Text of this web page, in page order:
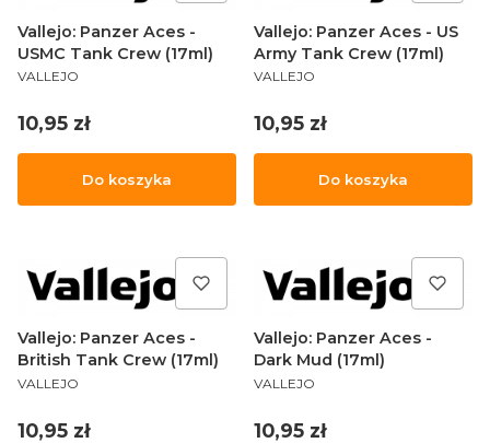
Vallejo: Panzer Aces -
USMC Tank Crew (17ml)
PRODUCENT
VALLEJO
Cena
10,95 zł
Do koszyka
Vallejo: Panzer Aces - US
Army Tank Crew (17ml)
PRODUCENT
VALLEJO
Cena
10,95 zł
Do koszyka
Vallejo: Panzer Aces -
British Tank Crew (17ml)
PRODUCENT
VALLEJO
Cena
10,95 zł
Vallejo: Panzer Aces -
Dark Mud (17ml)
PRODUCENT
VALLEJO
Cena
10,95 zł